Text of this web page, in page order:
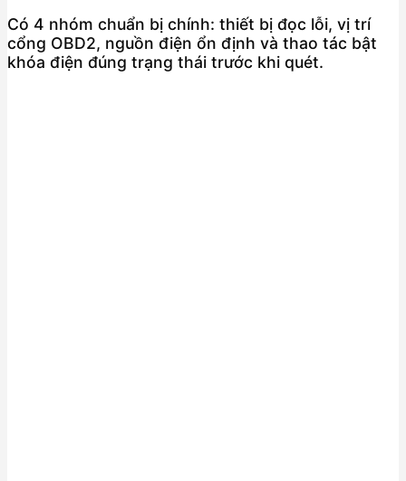
Có 4 nhóm chuẩn bị chính: thiết bị đọc lỗi, vị trí
cổng OBD2, nguồn điện ổn định và thao tác bật
khóa điện đúng trạng thái trước khi quét.